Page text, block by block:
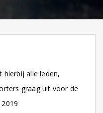
hierbij alle leden,
graag uit voor de